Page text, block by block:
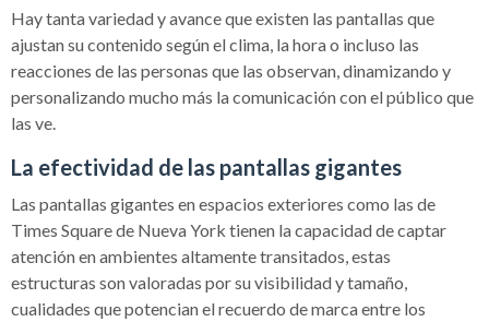
Hay tanta variedad y avance que existen las pantallas que
ajustan su contenido según el clima, la hora o incluso las
reacciones de las personas que las observan, dinamizando y
personalizando mucho más la comunicación con el público que
las ve.
La efectividad de las pantallas gigantes
Las pantallas gigantes en espacios exteriores como las de
Times Square de Nueva York tienen la capacidad de captar
atención en ambientes altamente transitados, estas
estructuras son valoradas por su visibilidad y tamaño,
cualidades que potencian el recuerdo de marca entre los